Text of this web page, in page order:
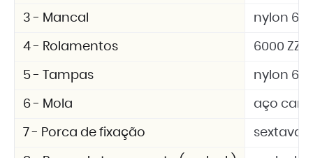
3 - Mancal nylon 6.6
4 - Rolamentos 6000 ZZ
5 - Tampas nylon 6.6
6 - Mola aço
7 - Porca de fixação